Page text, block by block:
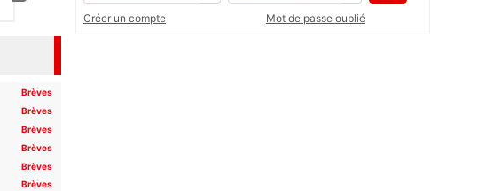
Brèves
Brèves
Brèves
Brèves
Brèves
Brèves
Créer un compte
Mot de passe oublié